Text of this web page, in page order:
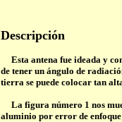
Descripción
Esta antena fue ideada y
de tener un ángulo de
tierra se puede colocar tan
La figura número 1 nos
aluminio por error de